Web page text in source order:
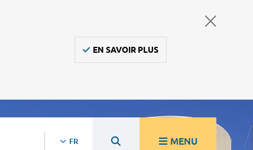
EN SAVOIR PLUS
FR MENU